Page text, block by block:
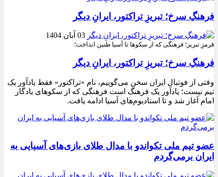
فرهنگِ سرخ؛ تبریزِ تراکتور، ایرانِ دیگر
03 آبان 1404
قرمزِ تبریز؛ فرهنگی که از سکوها تا آسیا طنین انداخت؛
فرهنگِ سرخ؛ تبریزِ تراکتور، ایرانِ دیگر
وقتی از فوتبال ایران سخن می‌گوییم، نام «تراکتور» فقط یادآور یک
تیم نیست؛ یادآور یک فرهنگ است فرهنگی که از سکوهای یادگار
امام آغاز شد و تا استادیوم‌های آسیا ادامه یافت.
عضو تیم ملی تکواندو با مدال طلای بازی‌های آسیایی به
ایران برمی‌گردم